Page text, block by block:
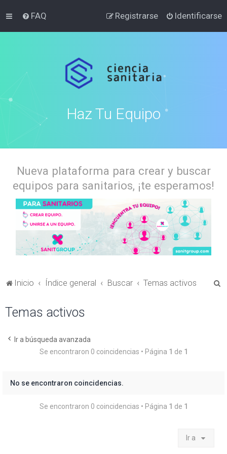
FAQ Identificarse
Registrarse
Haz Tu Equipo
Nueva plataforma para crear y buscar
equipos para sanitarios, ¡te esperamos!
Inicio Índice general Buscar Temas activos
Temas activos
Ir a búsqueda avanzada
Se encontraron 0 coincidencias • Página 1 de 1
No se encontraron coincidencias.
Se encontraron 0 coincidencias • Página 1 de 1
Ir a